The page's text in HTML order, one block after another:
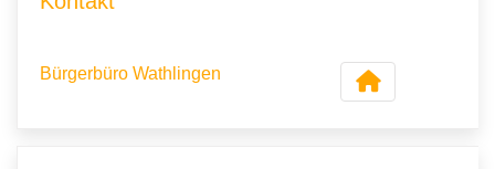
Bürgerbüro Wathlingen